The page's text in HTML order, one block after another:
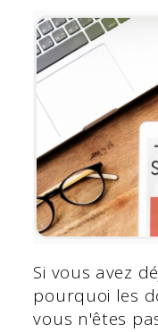
Si vous avez
pourquoi les
vous n'êtes